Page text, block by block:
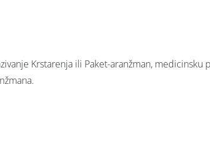
Krstarenja ili Paket-aranžman, medicinsku